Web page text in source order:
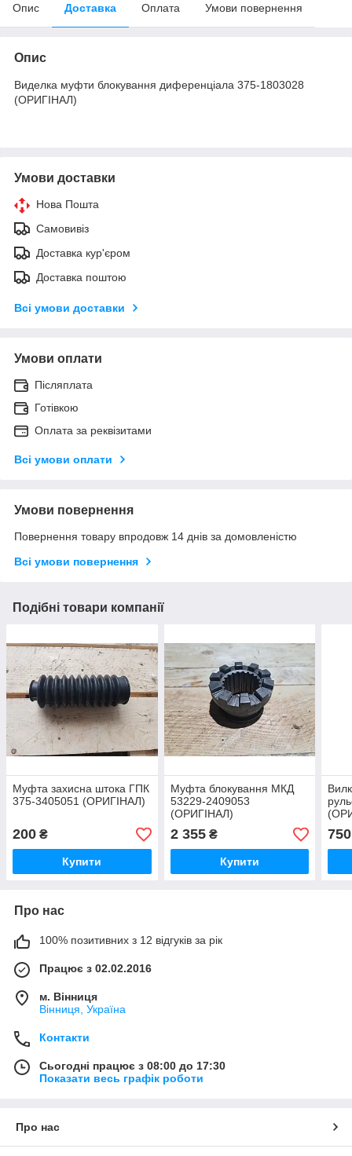
Опис Доставка Оплата Умови повернення
Опис
Виделка муфти блокування диференціала 375-1803028
(ОРИГІНАЛ)
Умови доставки
Нова Пошта
Самовивіз
Доставка кур'єром
Доставка поштою
Всі умови доставки
Умови оплати
Післяплата
Готівкою
Оплата за реквізитами
Всі умови оплати
Умови повернення
Повернення товару впродовж 14 днів за домовленістю
Всі умови повернення
Подібні товари компанії
Муфта захисна штока ГПК
375-3405051 (ОРИГІНАЛ)
200 ₴
Купити
Муфта блокування МКД
53229-2409053
(ОРИГІНАЛ)
2 355₴
Купити
750
Про нас
100% позитивних з 12 відгуків за рік
Працює з 02.02.2016
м. Вінниця
Вінниця, Україна
Контакти
Сьогодні працює з 08:00 до 17:30
Показати весь графік роботи
Про нас